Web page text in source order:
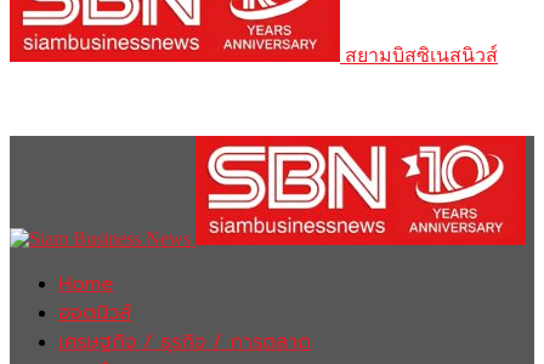
สยามบิสซิเนสนิวส์
Home
ฮอตนิวส์
เศรษฐกิจ / ธุรกิจ / การตลาด